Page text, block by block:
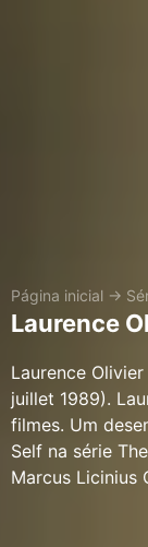
Página inicial →
Laurence
Laurence
juillet 1989).
filmes. Um
Self na série
Marcus Licinius